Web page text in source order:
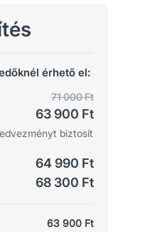
érhető el:
71 000 Ft
63 900 Ft
biztosít
64 990 Ft
68 300 Ft
63 900 Ft